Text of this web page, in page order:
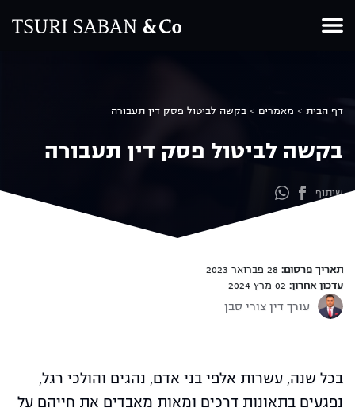
דף הבית > מאמרים > בקשה לביטול פסק דין תעבורה
בקשה לביטול פסק דין תעבורה
שיתוף
תאריך פרסום:
עדכון אחרון:
עורך דין צורי סבן
בכל שנה, עשרות אלפי בני אדם, נהגים והולכי רגל,
נפגעים בתאונות דרכים ומאות מאבדים את חייהם על